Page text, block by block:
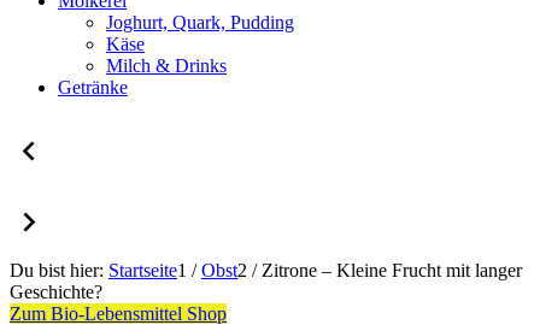
Joghurt, Quark, Pudding
Käse
Milch & Drinks
Getränke
Du bist hier: Startseite1 / Obst2 / Zitrone – Kleine Frucht mit langer
Geschichte?
Zum Bio-Lebensmittel Shop